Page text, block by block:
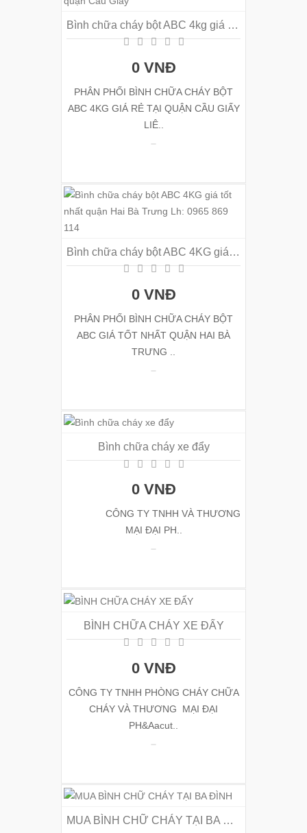
Bình chữa cháy bột ABC 4kg giá rẻ tại quận Cầu Giấy
0 VNĐ
PHÂN PHỐI BÌNH CHỮA CHÁY BỘT
ABC 4KG GIÁ RẺ TẠI QUẬN CẦU GIẤY
LIÊ..
Bình chữa cháy bột ABC 4KG giá tốt nhất quận Hai Bà Trưng Lh: 0965 869 114
0 VNĐ
PHÂN PHỐI BÌNH CHỮA CHÁY BỘT
ABC GIÁ TỐT NHẤT QUẬN HAI BÀ
TRƯNG ..
Bình chữa cháy xe đẩy
0 VNĐ
CÔNG TY TNHH VÀ THƯƠNG
MẠI ĐẠI PH..
BÌNH CHỮA CHÁY XE ĐẨY
0 VNĐ
CÔNG TY TNHH PHÒNG CHÁY CHỮA
CHÁY VÀ THƯƠNG MẠI ĐẠI
PH&Aacut..
MUA BÌNH CHỮ CHÁY TẠI BA ĐÌNH